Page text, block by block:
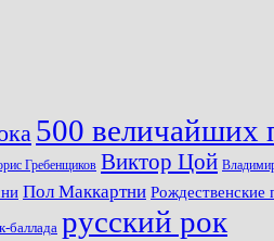
500 величайших
Гребенщиков Виктор Цой
Пол Маккартни Рождественские
баллада русский рок